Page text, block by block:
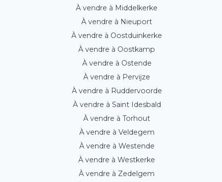
À vendre à Middelkerke
À vendre à Nieuport
À vendre à Oostduinkerke
À vendre à Oostkamp
À vendre à Ostende
À vendre à Pervijze
À vendre à Ruddervoorde
À vendre à Saint Idesbald
À vendre à Torhout
À vendre à Veldegem
À vendre à Westende
À vendre à Westkerke
À vendre à Zedelgem